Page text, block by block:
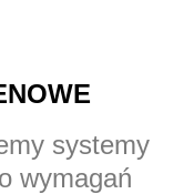
systemy
wymagań